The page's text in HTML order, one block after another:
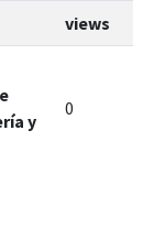
views
y
0